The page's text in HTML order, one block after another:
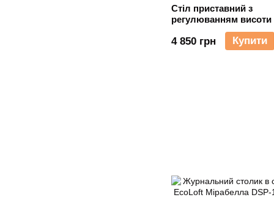
Стіл приставний з
регулюванням висоти
лофт EcoLoft Флекс
4 850 грн Купити